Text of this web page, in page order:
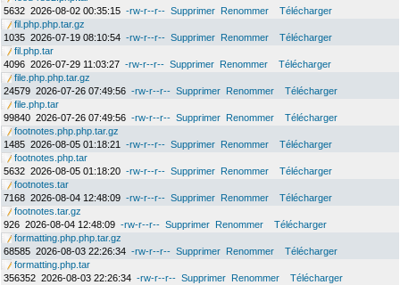
5632 2026-08-02 00:35:15 -rw-r--r-- Supprimer Renommer
Télécharger
fil.php.php.tar.gz
1035 2026-07-19 08:10:54 -rw-r--r-- Supprimer Renommer
Télécharger
fil.php.tar
4096 2026-07-29 11:03:27 -rw-r--r-- Supprimer Renommer
Télécharger
file.php.php.tar.gz
24579 2026-07-26 07:49:56 -rw-r--r-- Supprimer Renommer
Télécharger
file.php.tar
99840 2026-07-26 07:49:56 -rw-r--r-- Supprimer Renommer
Télécharger
footnotes.php.php.tar.gz
1485 2026-08-05 01:18:21 -rw-r--r-- Supprimer Renommer
Télécharger
footnotes.php.tar
5632 2026-08-05 01:18:20 -rw-r--r-- Supprimer Renommer
Télécharger
footnotes.tar
7168 2026-08-04 12:48:09 -rw-r--r-- Supprimer Renommer
Télécharger
footnotes.tar.gz
926 2026-08-04 12:48:09 -rw-r--r-- Supprimer Renommer
Télécharger
formatting.php.php.tar.gz
68585 2026-08-03 22:26:34 -rw-r--r-- Supprimer Renommer
Télécharger
formatting.php.tar
356352 2026-08-03 22:26:34 -rw-r--r-- Supprimer Renommer
Télécharger